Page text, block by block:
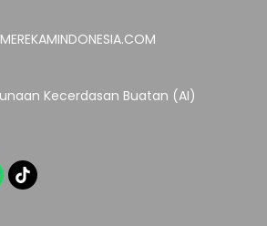
Kecerdasan Buatan (AI)